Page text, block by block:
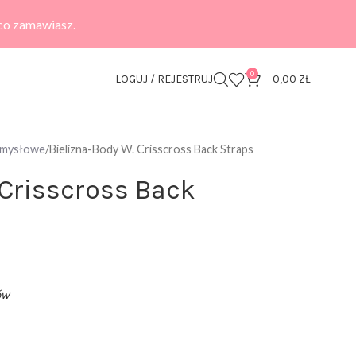
zamawiasz.
LOGUJ / REJESTRUJ 0 0,00 ZŁ
Bielizna-Body W. Crisscross Back Straps
Back